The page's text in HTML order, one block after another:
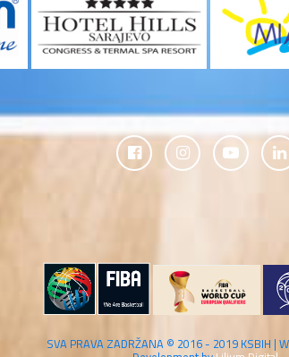
SVA PRAVA ZADRŽANA © 2016 - 2019 KSBIH |